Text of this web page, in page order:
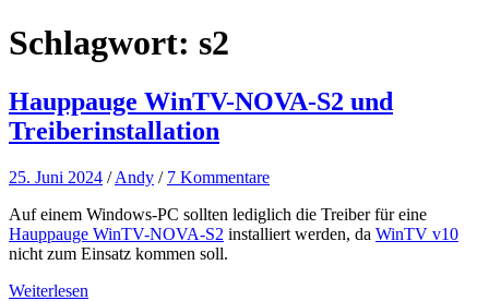
Schlagwort: s2
Hauppauge WinTV-NOVA-S2 und
Treiberinstallation
25. Juni 2024 /Andy / 7 Kommentare
Auf einem Windows-PC sollten lediglich die Treiber für eine
Hauppauge WinTV-NOVA-S2 installiert werden, da WinTV v10
nicht zum Einsatz kommen soll.
Weiterlesen